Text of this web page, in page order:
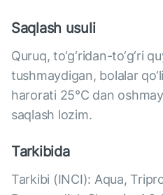
Saqlash usuli
Quruq, to‘g‘ridan-to‘g‘ri
tushmaydigan, bolalar
harorati 25°C dan
saqlash lozim.
Tarkibida
Tarkibi (INCI): Aqua,